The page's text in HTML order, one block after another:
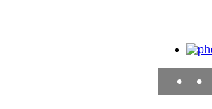
• •